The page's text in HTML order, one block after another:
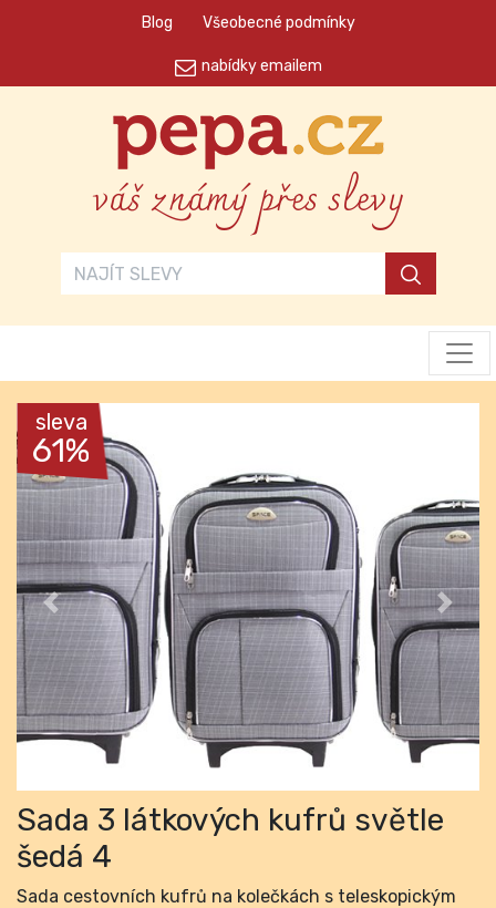
Blog Všeobecné podmínky
nabídky emailem
váš známý přes slevy
sleva
61%
Previous Next
Sada 3 látkových kufrů světle
šedá 4
Sada cestovních kufrů na kolečkách s teleskopickým